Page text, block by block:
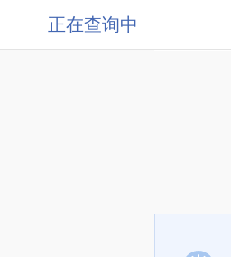
正在查询中